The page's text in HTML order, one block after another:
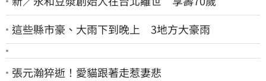
這些縣市豪、大雨下到晚上 3地方大豪雨
張元瀚猝逝！愛貓跟著走惹妻悲